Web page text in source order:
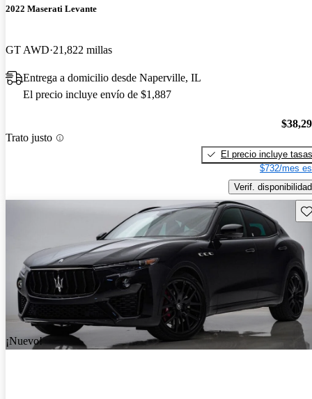
2022 Maserati Levante
GT AWD 21,822 millas
Entrega a domicilio desde Naperville, IL
El precio incluye envío de $1,887
Trato justo
El precio incluye tasas
$732/mes
Verif. disponibilidad
¡Nuevo!